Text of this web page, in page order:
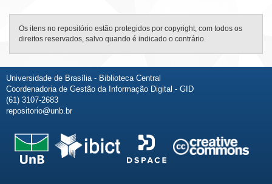
Os itens no repositório estão protegidos por copyright, com todos os
direitos reservados, salvo quando é indicado o contrário.
Universidade de Brasília - Biblioteca Central
Coordenadoria de Gestão da Informação Digital - GID
(61) 3107-2683
repositorio@unb.br